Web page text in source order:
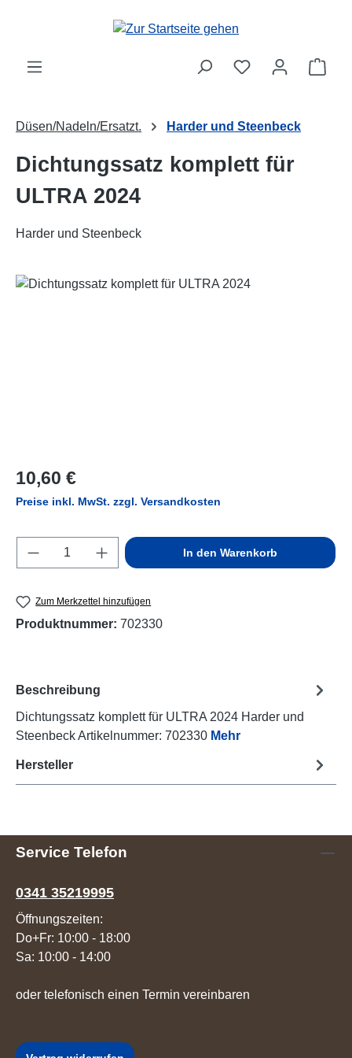
Zum Hauptinhalt springen
Düsen/Nadeln/Ersatzt. Harder und Steenbeck
Dichtungssatz komplett für
ULTRA 2024
Harder und Steenbeck
Bildergalerie überspringen
Regulärer Preis:
10,60 €
Preise inkl. MwSt. zzgl. Versandkosten
Produkt Anzahl: Gib den gewünschten
In den Warenkorb
Zum Merkzettel hinzufügen
Produktnummer: 702330
Beschreibung
Dichtungssatz komplett für ULTRA 2024 Harder und
Steenbeck Artikelnummer: 702330 Mehr
Hersteller
Service Telefon
0341 35219995
Öffnungszeiten:
Do+Fr: 10:00 - 18:00
Sa: 10:00 - 14:00
oder telefonisch einen Termin vereinbaren